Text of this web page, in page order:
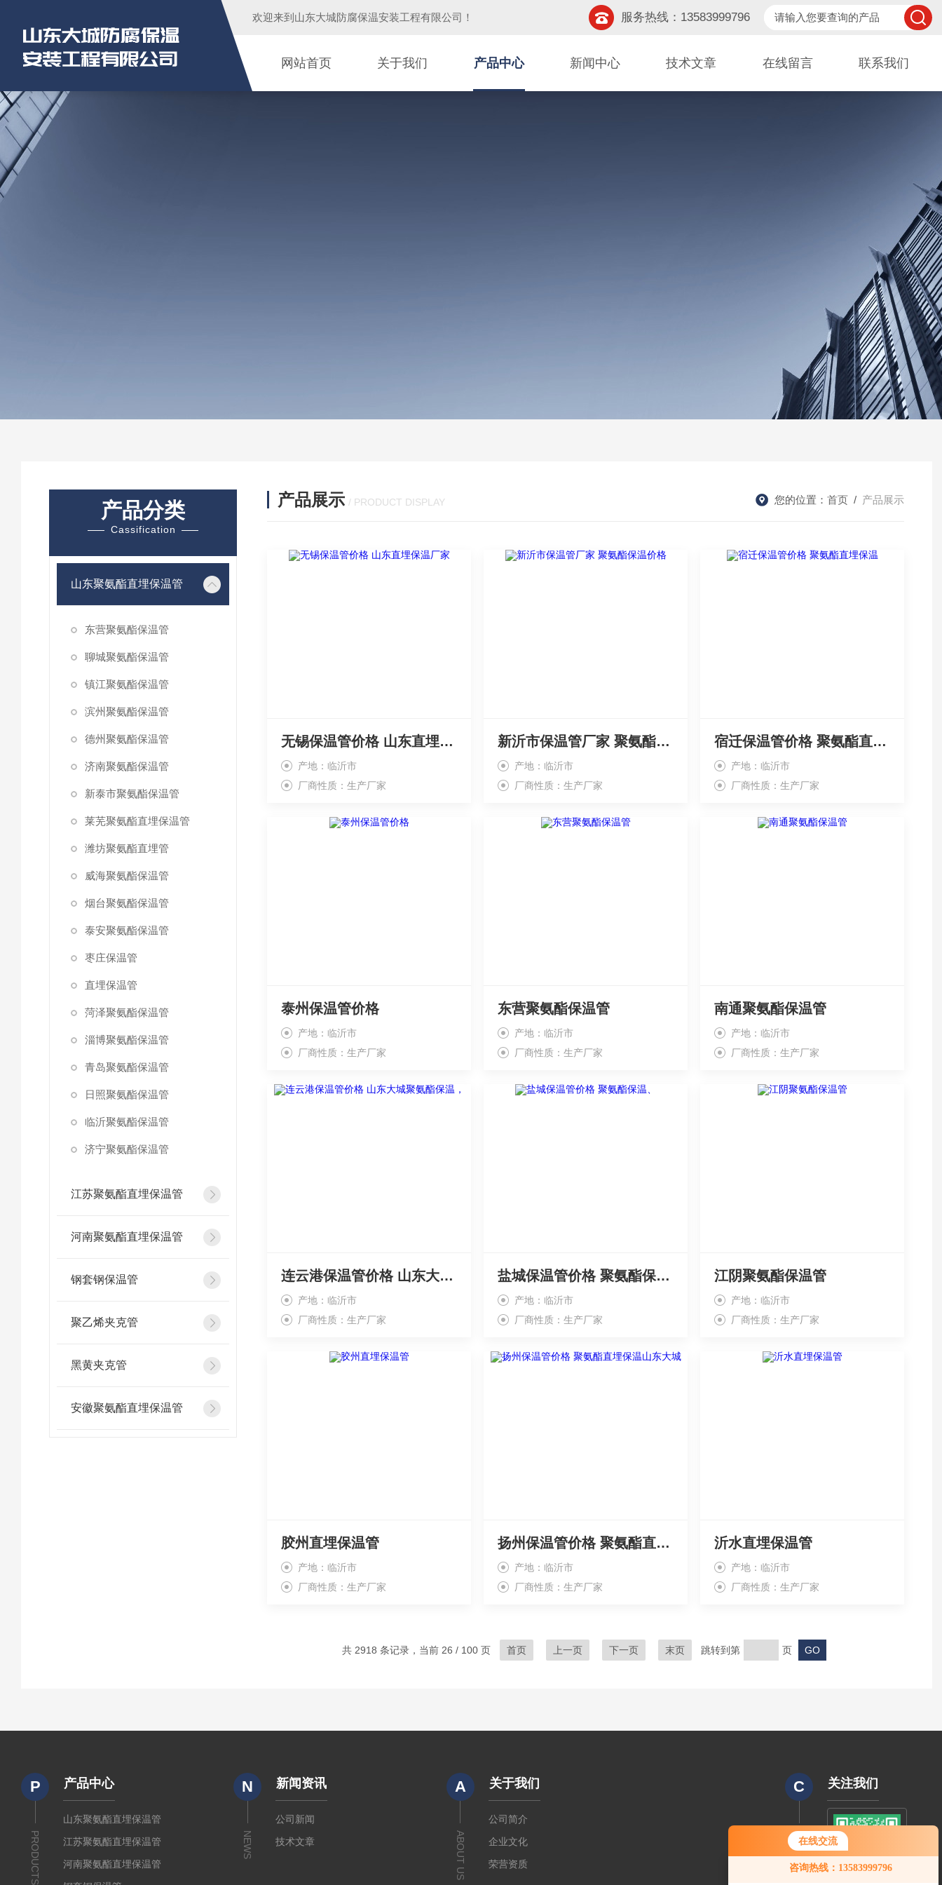
在线交流
咨询热线：13583999796
您好！欢迎前来咨询，很高兴为您
服务，请问您要咨询什么问题呢？
欢迎来到 山东大城防腐保温安装工程有限公司 ！ 服务热线：13583999796
网站首页 关于我们 产品中心 新闻中心 技术文章 在线留言 联系我们
产品分类
Cassification
山东聚氨酯直埋保温管
东营聚氨酯保温管
聊城聚氨酯保温管
镇江聚氨酯保温管
滨州聚氨酯保温管
德州聚氨酯保温管
济南聚氨酯保温管
新泰市聚氨酯保温管
莱芜聚氨酯直埋保温管
潍坊聚氨酯直埋管
威海聚氨酯保温管
烟台聚氨酯保温管
泰安聚氨酯保温管
枣庄保温管
直埋保温管
菏泽聚氨酯保温管
淄博聚氨酯保温管
青岛聚氨酯保温管
日照聚氨酯保温管
临沂聚氨酯保温管
济宁聚氨酯保温管
江苏聚氨酯直埋保温管
河南聚氨酯直埋保温管
钢套钢保温管
聚乙烯夹克管
黑黄夹克管
安徽聚氨酯直埋保温管
产品展示 / PRODUCT DISPLAY 您的位置： 首页 / 产品展示
无锡保温管价格 山东直埋保温厂家
产地：临沂市
厂商性质：生产厂家
新沂市保温管厂家 聚氨酯保温价格
产地：临沂市
厂商性质：生产厂家
宿迁保温管价格 聚氨酯直埋保温
产地：临沂市
厂商性质：生产厂家
泰州保温管价格
产地：临沂市
厂商性质：生产厂家
东营聚氨酯保温管
产地：临沂市
厂商性质：生产厂家
南通聚氨酯保温管
产地：临沂市
厂商性质：生产厂家
连云港保温管价格 山东大城聚氨酯保温，
产地：临沂市
厂商性质：生产厂家
盐城保温管价格 聚氨酯保温、
产地：临沂市
厂商性质：生产厂家
江阴聚氨酯保温管
产地：临沂市
厂商性质：生产厂家
胶州直埋保温管
产地：临沂市
厂商性质：生产厂家
扬州保温管价格 聚氨酯直埋保温山东大城
产地：临沂市
厂商性质：生产厂家
沂水直埋保温管
产地：临沂市
厂商性质：生产厂家
共 2918 条记录，当前 26 / 100 页 首页 上一页 下一页 末页 跳转到第 页
P
PRODUCTS
产品中心
山东聚氨酯直埋保温管
江苏聚氨酯直埋保温管
河南聚氨酯直埋保温管
N
NEWS
新闻资讯
公司新闻
技术文章
A
ABOUT US
关于我们
公司简介
企业文化
荣营资质
C
CODE
关注我们